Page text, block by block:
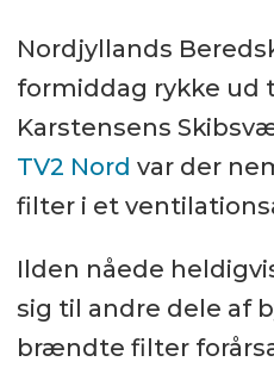
Nordjyllands
formiddag rykke ud
Karstensens
TV2 Nord var der
filter i et
Ilden nåede
sig til andre dele af
brændte filter